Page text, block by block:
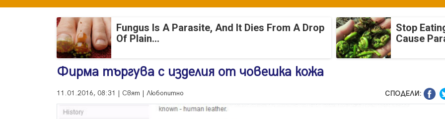
Fungus Is A Parasite, And It Dies From A Drop
Of Plain...
Stop
Cause
Фирма търгува с изделия от човешка кожа
11.01.2016, 08:31 | Свят | Любопитно СПОДЕЛИ: